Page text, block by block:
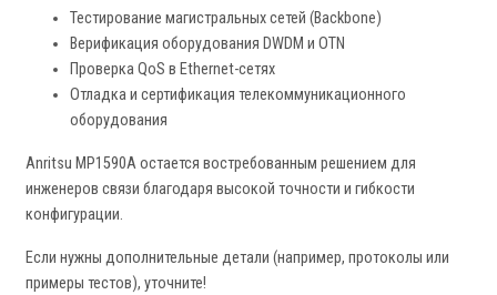
Тестирование магистральных сетей (Backbone)
Верификация оборудования DWDM и OTN
Проверка QoS в Ethernet-сетях
Отладка и сертификация телекоммуникационного
оборудования
Anritsu MP1590A остается востребованным решением для
инженеров связи благодаря высокой точности и гибкости
конфигурации.
Если нужны дополнительные детали (например, протоколы или
примеры тестов), уточните!